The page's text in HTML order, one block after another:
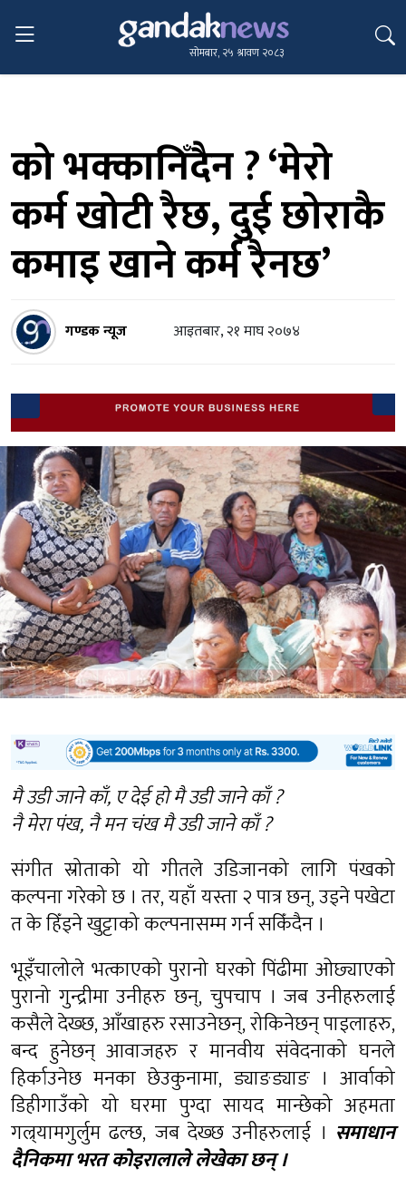
सोमबार, २५ श्रावण २०८३
को भक्कानिँदैन ? ‘मेरो
कर्म खोटी रैछ, दुई छोराकै
कमाइ खाने कर्म रैनछ’
गण्डक न्यूज आइतबार, २१ माघ २०७४
मै उडी जाने काँ, ए देई हो मै उडी जाने काँ ?
नै मेरा पंख, नै मन चंख मै उडी जाने काँ ?
संगीत स्रोताको यो गीतले उडिजानको लागि पंखको
कल्पना गरेको छ । तर, यहाँ यस्ता २ पात्र छन्, उड्ने पखेटा
त के हिँड्ने खुट्टाको कल्पनासम्म गर्न सकिँदैन ।
भूइँचालोले भत्काएको पुरानो घरको पिंढीमा ओछ्याएको
पुरानो गुन्द्रीमा उनीहरु छन्, चुपचाप । जब उनीहरुलाई
कसैले देख्छ, आँखाहरु रसाउनेछन्, रोकिनेछन् पाइलाहरु,
बन्द हुनेछन् आवाजहरु र मानवीय संवेदनाको घनले
हिर्काउनेछ मनका छेउकुनामा, ड्याङड्याङ । आर्वाको
डिहीगाउँको यो घरमा पुग्दा सायद मान्छेको अहमता
गल्र्यामगुर्लुम ढल्छ, जब देख्छ उनीहरुलाई । समाधान
दैनिकमा भरत कोइरालाले लेखेका छन् ।